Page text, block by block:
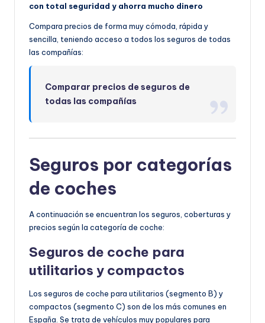
con total seguridad y ahorra mucho dinero
Compara precios de forma muy cómoda, rápida y
sencilla, teniendo acceso a todos los seguros de todas
las compañías:
Comparar precios de seguros de
todas las compañías
Seguros por categorías
de coches
A continuación se encuentran los seguros, coberturas y
precios según la categoría de coche:
Seguros de coche para
utilitarios y compactos
Los seguros de coche para utilitarios (segmento B) y
compactos (segmento C) son de los más comunes en
España. Se trata de vehículos muy populares para